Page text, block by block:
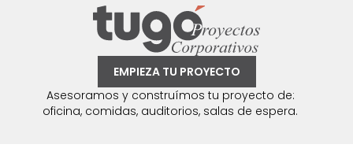
EMPIEZA TU PROYECTO
Asesoramos y construímos tu proyecto de:
oficina, comidas, auditorios, salas de espera.